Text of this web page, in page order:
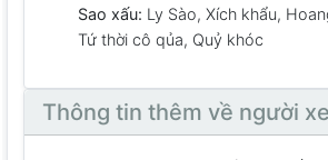
Sao xấu: Ly Sào, Xích khẩu,
Tứ thời cô qủa, Quỷ khóc
Thông tin thêm về người